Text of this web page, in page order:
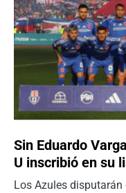
Sin Eduardo
U inscribió en su
Los Azules